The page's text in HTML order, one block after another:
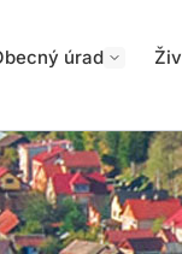
úrad